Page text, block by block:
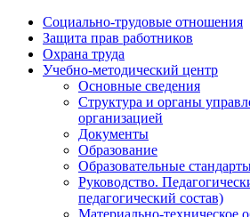
Социально-трудовые отношения
Защита прав работников
Охрана труда
Учебно-методический центр
Основные сведения
Структура и органы
организацией
Документы
Образование
Образовательные
Руководство.
педагогический состав)
Материально-техническое